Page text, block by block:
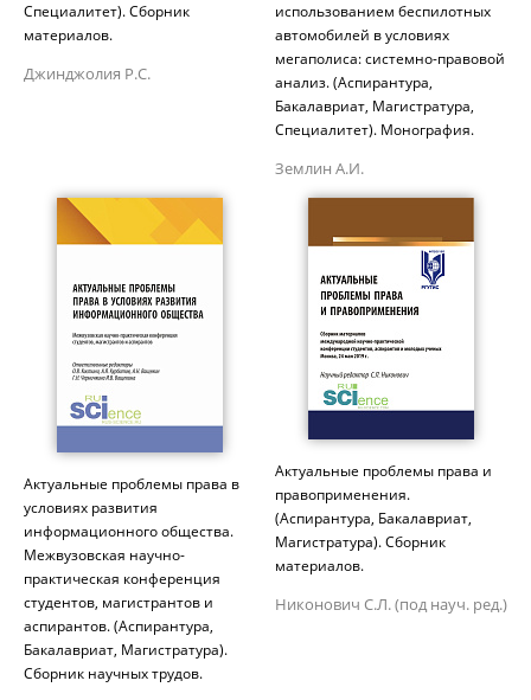
Специалитет). Сборник
материалов.
Джинджолия Р.С.
использованием беспилотных
автомобилей в условиях
мегаполиса: системно-правовой
анализ. (Аспирантура,
Бакалавриат, Магистратура,
Специалитет). Монография.
Землин А.И.
Актуальные проблемы права в
условиях развития
информационного общества.
Межвузовская научно-
практическая конференция
студентов, магистрантов и
аспирантов. (Аспирантура,
Бакалавриат, Магистратура).
Сборник научных трудов.
Актуальные проблемы права и
правоприменения.
(Аспирантура, Бакалавриат,
Магистратура). Сборник
материалов.
Никонович С.Л. (под науч. ред.)